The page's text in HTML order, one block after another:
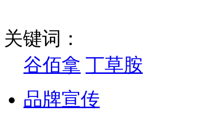
关键词：
谷佰拿 丁草胺
品牌宣传